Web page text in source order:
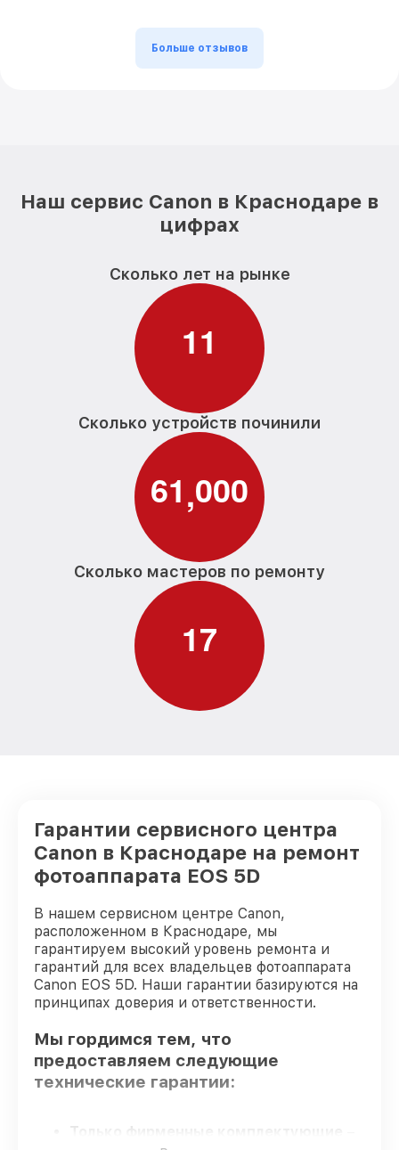
Больше отзывов
Наш сервис Canon в Краснодаре в
цифрах
Сколько лет на рынке
11
Сколько устройств починили
61,000
Сколько мастеров по ремонту
17
Гарантии сервисного центра
Canon в Краснодаре на ремонт
фотоаппарата EOS 5D
В нашем сервисном центре Canon,
расположенном в Краснодаре, мы
гарантируем высокий уровень ремонта и
гарантий для всех владельцев фотоаппарата
Canon EOS 5D. Наши гарантии базируются на
принципах доверия и ответственности.
Мы гордимся тем, что
предоставляем следующие
технические гарантии:
Только фирменные комплектующие